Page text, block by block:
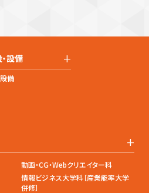
設備 +
備
+
動画・CG・Webクリエイター科
情報ビジネス大学科［産業能率大学
併修］